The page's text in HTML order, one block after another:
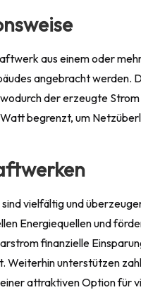
aus einem oder
angebracht werden.
der erzeugte
begrenzt, um
vielfältig und
Energiequellen und
finanzielle
Weiterhin unterstützen
attraktiven Option für